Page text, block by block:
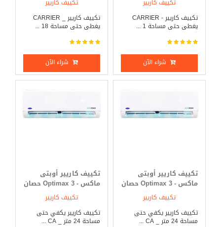
تكييف كاريير
تكييف كاريير - CARRIER
يغطى حتى مساحة 1 ...
شراء الآن
تكييف كاريير
تكييف كاريير _ CARRIER
يغطى حتى مساحة 18 ...
شراء الآن
تكييف كاريير أوبتى
ماكس - Optimax 3 حصان
بارد فقطتكييف كاريير
تكييف كاريير يكفي حتى
مساحة 24 متر _ CA ...
تكييف كاريير أوبتى
ماكس - Optimax 3 حصان
بارد _ ساخنتكييف كاريير
تكييف كاريير يكفي حتى
مساحة 24 متر _ CA ...